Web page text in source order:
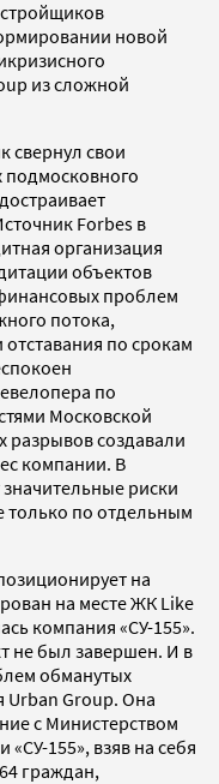
новой
из сложной
свернул свои
Forbes в
организация
объектов
проблем
потока,
по срокам
по
Московской
разрывов создавали
компании. В
риски
только по отдельным
на
на месте ЖК Like
компания «СУ-155».
не был завершен. И в
обманутых
Group. Она
с Министерством
155», взяв на себя
граждан,